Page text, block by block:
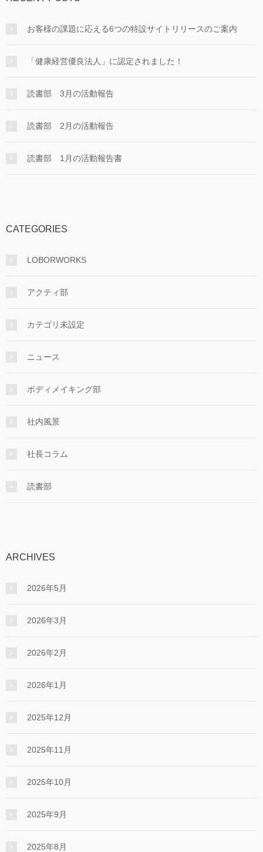
お客様の課題に応える6つの特設サイトリリースのご案内
「健康経営優良法人」に認定されました！
読書部 3月の活動報告
読書部 2月の活動報告
読書部 1月の活動報告書
CATEGORIES
LOBORWORKS
アクティ部
カテゴリ未設定
ニュース
ボディメイキング部
社内風景
社長コラム
読書部
ARCHIVES
2026年5月
2026年3月
2026年2月
2026年1月
2025年12月
2025年11月
2025年10月
2025年9月
2025年8月